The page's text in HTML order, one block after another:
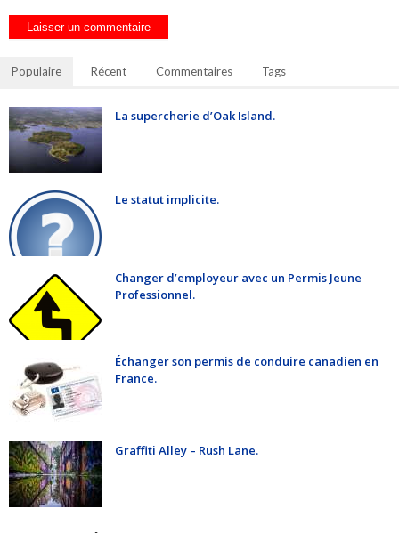
Populaire Récent Commentaires Tags
La supercherie d’Oak Island.
Le statut implicite.
Changer d’employeur avec un Permis Jeune
Professionnel.
Échanger son permis de conduire canadien en
France.
Graffiti Alley – Rush Lane.